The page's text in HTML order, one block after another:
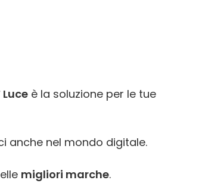
Luce è la soluzione per le tue
anche nel mondo digitale.
migliori marche.